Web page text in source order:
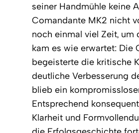
seiner Handmühle keine
Comandante MK2 nicht
noch einmal viel Zeit, um
kam es wie erwartet: Die
begeisterte die kritische
deutliche Verbesserung
blieb ein
Entsprechend
Klarheit und